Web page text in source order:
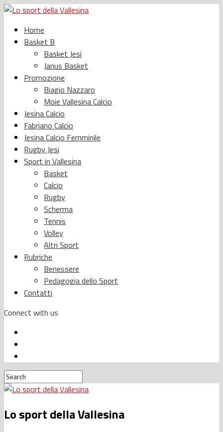
Home
Basket B
Basket Jesi
Janus Basket
Promozione
Biagio Nazzaro
Moie Vallesina Calcio
Jesina Calcio
Fabriano Calcio
Jesina Calcio Femminile
Rugby Jesi
Sport in Vallesina
Basket
Calcio
Rugby
Scherma
Tennis
Volley
Altri Sport
Rubriche
Benessere
Pedagogia dello Sport
Contatti
Connect with us
Lo sport della Vallesina